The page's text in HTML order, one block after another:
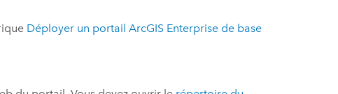
Déployer un portailArcGIS Enterprise de base